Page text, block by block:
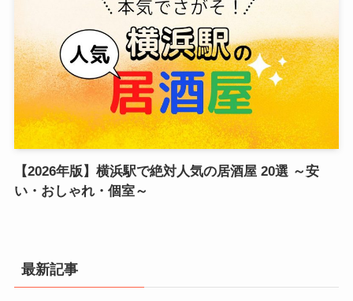
【2026年版】横浜駅で絶対人気の居酒屋 20選 ～安
い・おしゃれ・個室～
最新記事